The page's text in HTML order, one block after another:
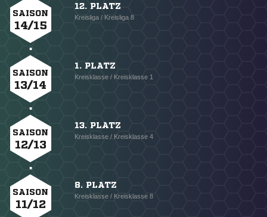
SAISON
14/15
12. PLATZ
Kreisliga / Kreisliga 8
SAISON
13/14
1. PLATZ
Kreisklasse / Kreisklasse 1
SAISON
12/13
13. PLATZ
Kreisklasse / Kreisklasse 4
SAISON
11/12
8. PLATZ
Kreisklasse / Kreisklasse 8